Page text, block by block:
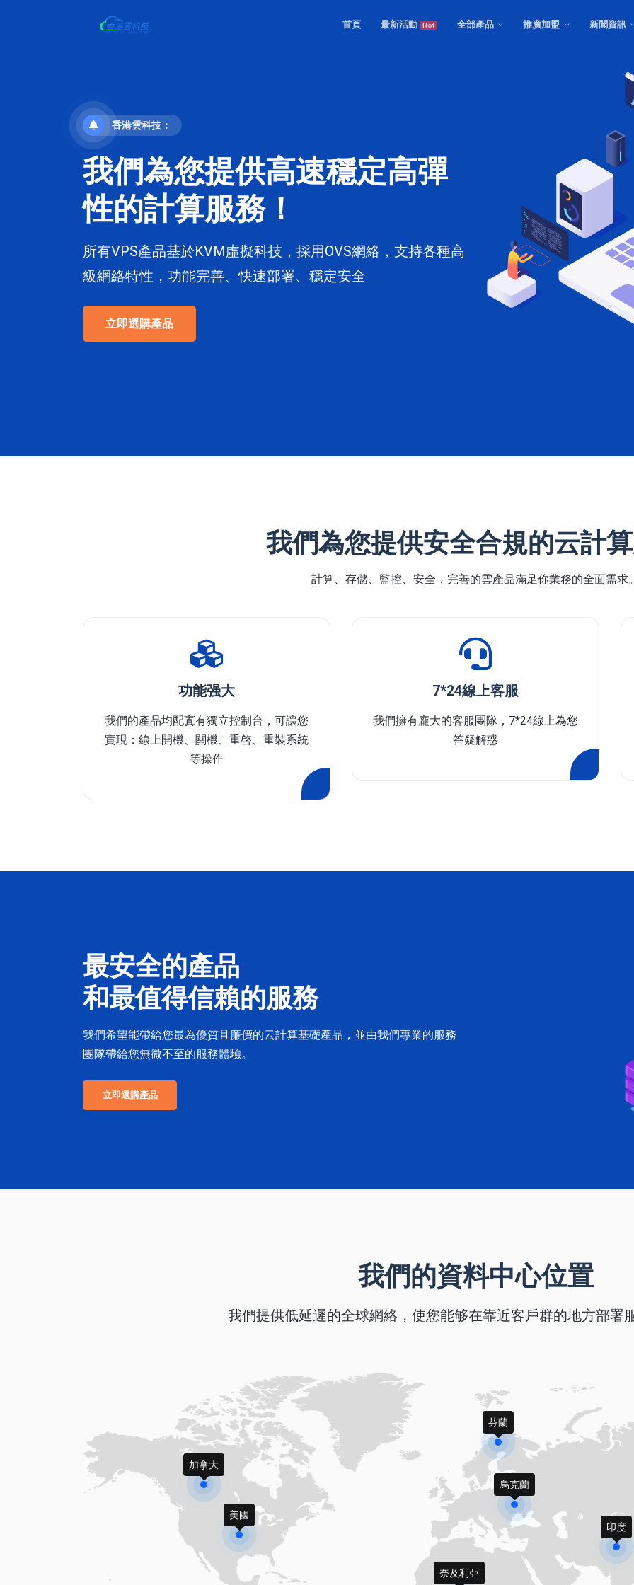
首頁 最新活動 Hot 全部產品 推廣加盟 新聞資訊
香港雲科技：
我們為您提供高速穩定高彈
性的計算服務！
所有VPS產品基於KVM虛擬科技，採用OVS網絡，支持各種高
級網絡特性，功能完善、快速部署、穩定安全
立即選購產品
我們為您提供安全合規的云計
計算、存儲、監控、安全，完善的雲產品滿足你業務的全面需求
功能强大
我們的產品均配寘有獨立控制台，可讓您
實現：線上開機、關機、重啓、重裝系統
等操作
7*24線上客服
我們擁有龐大的客服團隊，7*24線上為您
答疑解惑
最安全的產品
和最值得信賴的服務
我們希望能帶給您最為優質且廉價的云計算基礎產品，並由我們專業的服務
團隊帶給您無微不至的服務體驗。
立即選購產品
我們的資料中心位置
我們提供低延遲的全球網絡，使您能够在靠近客戶群的地方部署
加拿大
美國
奈及利亞
芬蘭
烏克蘭
印度